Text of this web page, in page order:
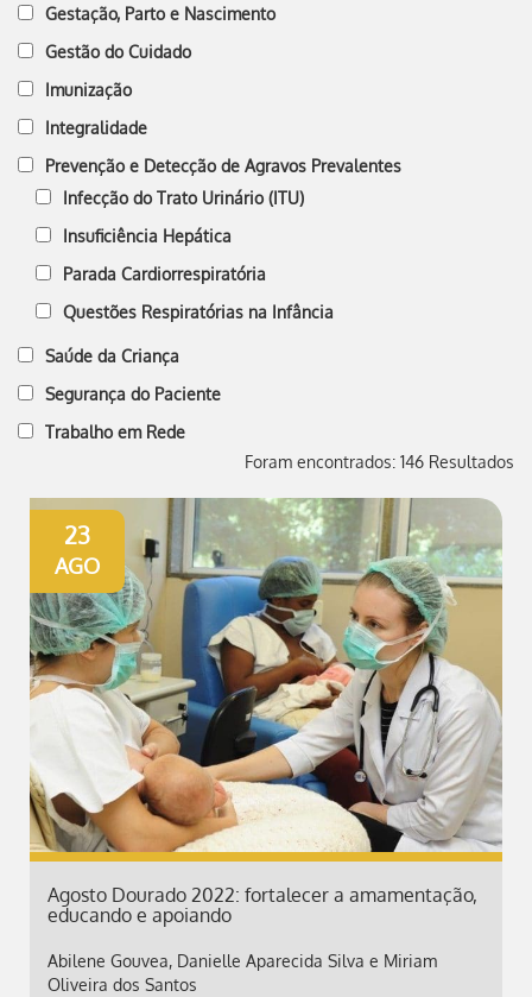
Gestação, Parto e Nascimento
Gestão do Cuidado
Imunização
Integralidade
Prevenção e Detecção de Agravos Prevalentes
Infecção do Trato Urinário (ITU)
Insuficiência Hepática
Parada Cardiorrespiratória
Questões Respiratórias na Infância
Saúde da Criança
Segurança do Paciente
Trabalho em Rede
Foram encontrados: 146 Resultados
23
AGO
Agosto Dourado 2022: fortalecer a amamentação,
educando e apoiando
Abilene Gouvea, Danielle Aparecida Silva e Miriam
Oliveira dos Santos